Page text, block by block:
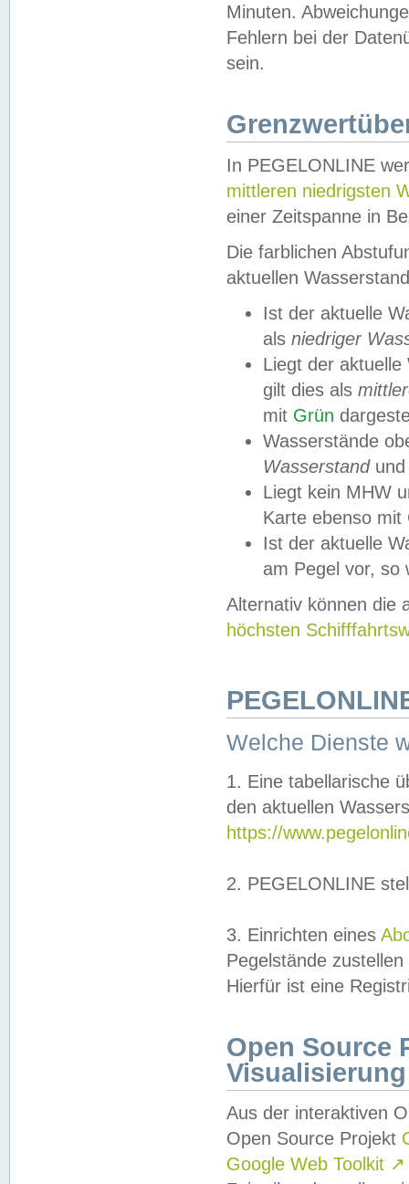
Minuten.
Fehlern bei der
sein.
In PEGELONLINE
mittleren niedrigsten
einer Zeitspanne in
Die farblichen
aktuellen
Ist der aktuelle
als niedriger
Liegt der
gilt dies als
mit Grün
Wasserstände
Wasserstandund
Liegt kein MHW
Karte ebenso mit
Ist der aktuelle
am Pegel vor,
Alternativ können die
höchsten
Welche Dienste
1. Eine tabellarische
den aktuellen
https://
2. PEGELONLINE
3. Einrichten eines
Pegelstände
Hierfür ist eine
Open Source
Visualisierung
Aus der interaktiven
Open Source Projekt
Google Web Toolkit ↗